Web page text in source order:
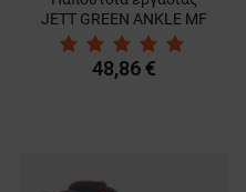
JETT GREEN ANKLE MF
S3
48,86 €